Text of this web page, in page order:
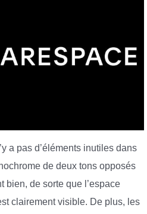
a pas d’éléments inutiles dans
de deux tons opposés
bien, de sorte que l’espace
clairement visible. De plus, les